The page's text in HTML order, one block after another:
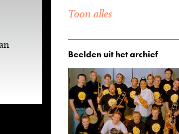
Toon alles
Beelden uit het archief